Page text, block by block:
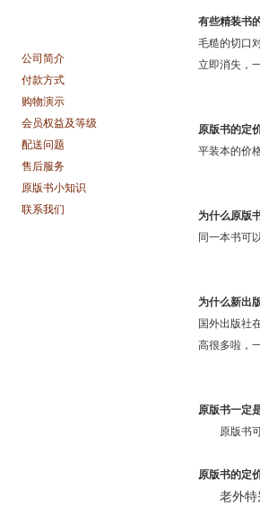
公司简介
付款方式
购物演示
会员权益及等级
配送问题
售后服务
原版书小知识
联系我们
有些精装书
毛糙的切口
立即消失，
原版书的定
平装本的价
为什么原版
同一本书可
为什么新出
国外出版社
高很多啦，
原版书一定
原版书
原版书的定
老外